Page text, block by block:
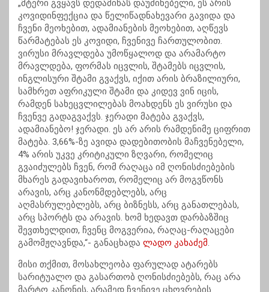
„მტერი გვყავს დედამიწას დაუძინებელი, ეს არის
კოვიდინფექცია და წელიწადნახევარი გავიდა და
ჩვენი მეოხებით, ადამიანების მეოხებით, აღწევს
წარმატებას ეს კოვიდი, ჩვენივე ჩართულობით.
ვირუსი მრავლდება უმოწყალოდ და არამარტო
მრავლდება, ფორმას იცვლის, შტამებს იცვლის,
ინგლისური შტამი გვაქვს, იქით არის ბრაზილიური,
სამხრეთ აფრიკული შტამი და კიდევ ვინ იცის,
რამდენ სახეცვლილებას მოახდენს ეს ვირუსი და
ჩვენვე გადაგვაქვს. ჯერადი მატება გვაქვს,
ადამიანებო! ჯერადი. ეს არ არის რამდენიმე ციფრით
მატება. 3,66%-ზე ავიდა დადებითობის მაჩვენებელი,
4% არის უკვე კრიტიკული ზღვარი, რომელიც
გვაიძულებს ჩვენ, რომ რაღაცა იმ ღონისძიებების
მხარეს გადავიხაროთ, რომელიც არ მოგვწონს
არავის, არც კანონმდებლებს, არც
აღმასრულებლებს, არც ბიზნესს, არც განათლებას,
არც სპორტს და არავის. ხომ ხედავთ დარბაზშიც
შევთხელდით, ჩვენც მოგვერია, რაღაც-რაღაცები
გამომჟღავნდა,“- განაცხადა ლადო კახაძემ.
მისი თქმით, მოსახლეობა ფარულად ატარებს
სარიტუალო და გასართობ ღონისძიებებს, რაც არა
მარტო კანონის, არამედ ჩვენივე ცხოვრების